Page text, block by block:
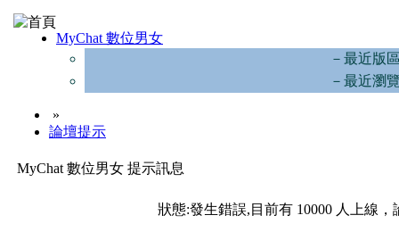
MyChat 數位男女
－最近版
－最近瀏
»
論壇提示
MyChat 數位男女 提示訊息
狀態:發生錯誤,目前有 10000 人上線